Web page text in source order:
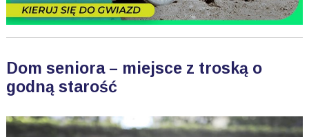
Dom seniora – miejsce z troską o
godną starość